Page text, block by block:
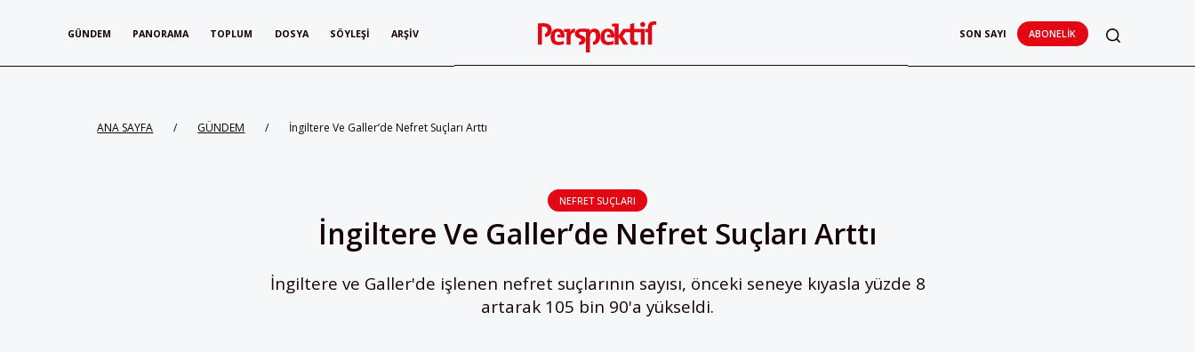
GÜNDEM PANORAMA TOPLUM DOSYA SÖYLEŞI ARŞIV SON SAYI ABONELIK
ANA SAYFA / GÜNDEM / İngiltere Ve Galler’de Nefret Suçları Arttı
NEFRET SUÇLARI
İngiltere Ve Galler’de Nefret Suçları Arttı
İngiltere ve Galler'de işlenen nefret suçlarının sayısı, önceki seneye kıyasla yüzde 8
artarak 105 bin 90'a yükseldi.